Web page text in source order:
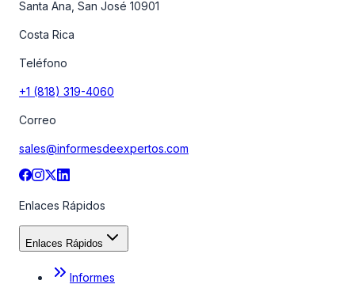
Santa Ana, San José 10901
Costa Rica
Teléfono
+1 (818) 319-4060
Correo
sales@informesdeexpertos.com
Enlaces Rápidos
Enlaces Rápidos
Informes